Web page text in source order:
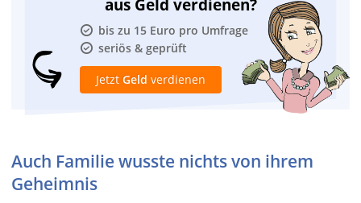
aus Geld verdienen?
bis zu 15 Euro pro Umfrage
seriös & geprüft
Jetzt Geld verdienen
Auch Familie wusste nichts von ihrem
Geheimnis